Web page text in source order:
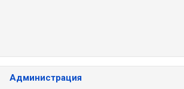
Администрация